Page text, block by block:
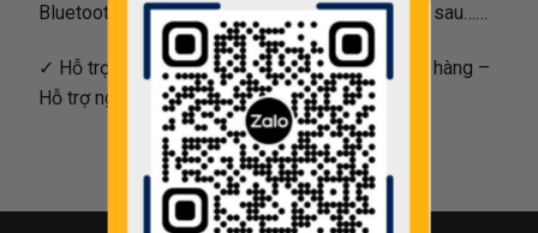
Bluetooth/AUX – camera lùi, cảnh báo va chạm sau……
✓ Hỗ trợ kiểm tra test hãng theo yêu cầu khách hàng –
Hỗ trợ ngân hàng 70% giá trị xe tối đa 05 năm